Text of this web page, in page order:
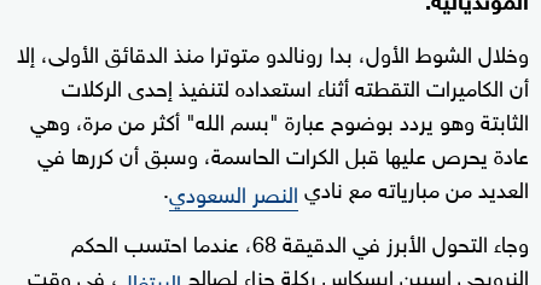
وخلال الشوط الأول، بدا رونالدو متوترا منذ الدقائق الأولى، إلا
أن الكاميرات التقطته أثناء استعداده لتنفيذ إحدى الركلات
الثابتة وهو يردد بوضوح عبارة "بسم الله" أكثر من مرة، وهي
عادة يحرص عليها قبل الكرات الحاسمة، وسبق أن كررها في
العديد من مبارياته مع ناديالنصر السعودي.
وجاء التحول الأبرز في الدقيقة 68، عندما احتسب الحكم
النرويجي إسبين إيسكاس ركلة جزاء لصالح
، في وقت